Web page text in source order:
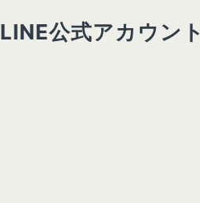
LINE公式アカウント